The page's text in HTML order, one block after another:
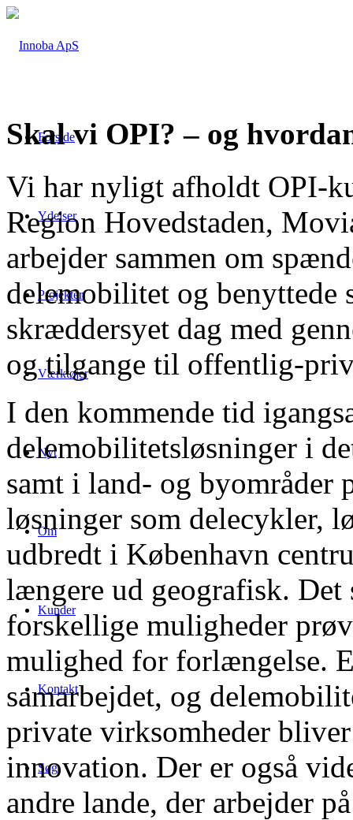
Forside
Ydelser
Projekter
Værktøjer
Nyt
Om
Kunder
Kontakt
Søg
Skal vi OPI? – og
Vi har nyligt afholdt OPI-
Region Hovedstaden,
arbejder sammen om
delemobilitet og benyttede
skræddersyet dag med
og tilgange til offentlig-
I den kommende tid
delemobilitetsløsninger i
samt i land- og
løsninger som delecykler,
udbredt i København
længere ud geografisk. Det
forskellige muligheder
mulighed for forlængelse.
samarbejdet, og
private virksomheder
innovation. Der er også
andre lande, der arbejder